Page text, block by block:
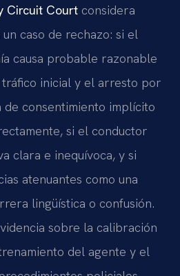
Circuit Court considera
caso de rechazo: si el
causa probable razonable
inicial y el arresto por
de consentimiento implícito
si el conductor
clara e inequívoca, y si
atenuantes como una
lingüística o confusión.
sobre la calibración
del agente y el